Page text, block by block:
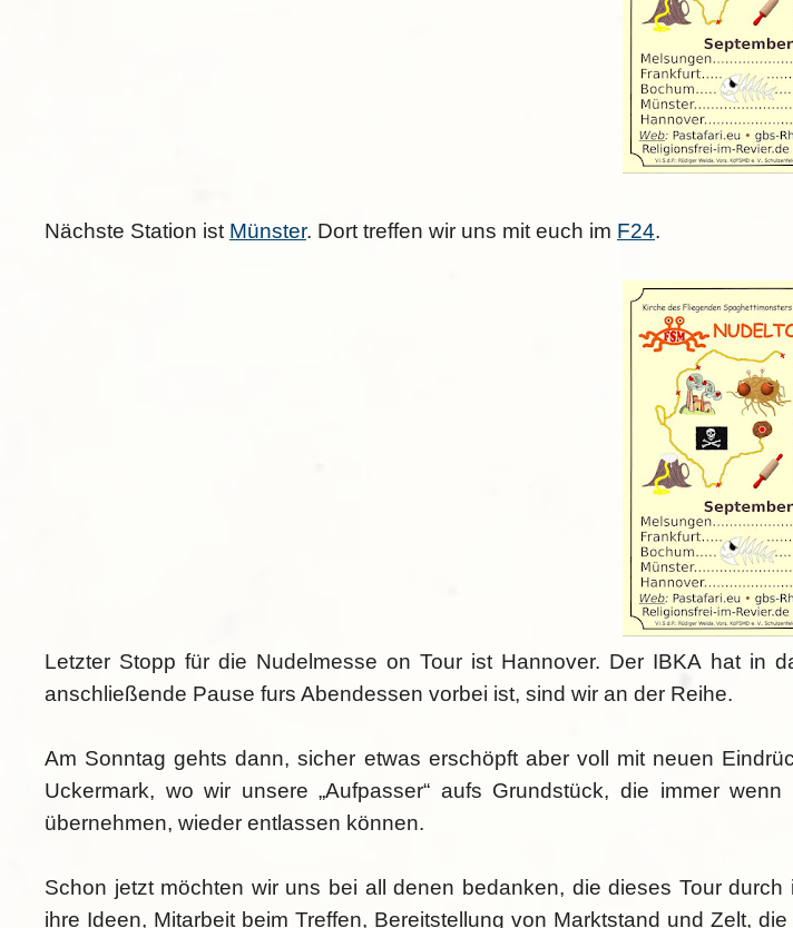
Nächste Station ist Münster. Dort treffen wir uns mit euch im F24.
Letzter Stopp für die Nudelmesse on Tour ist Hannover. Der IBKA hat in
anschließende Pause furs Abendessen vorbei ist, sind wir an der Reihe.
Am Sonntag gehts dann, sicher etwas erschöpft aber voll mit neuen
Uckermark, wo wir unsere „Aufpasser“ aufs Grundstück, die immer
übernehmen, wieder entlassen können.
Schon jetzt möchten wir uns bei all denen bedanken, die dieses Tour
ihre Ideen, Mitarbeit beim Treffen, Bereitstellung von Marktstand und Zelt,